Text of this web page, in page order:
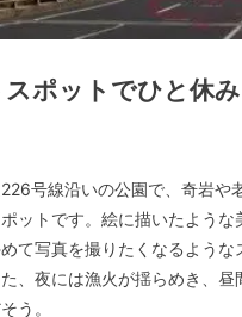
ポットでひと休
号線沿いの公園で、奇岩や
ットです。絵に描いたような
て写真を撮りたくなるような
、夜には漁火が揺らめき、昼
う。